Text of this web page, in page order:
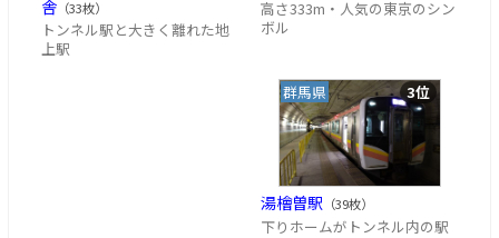
舎 （33枚）
トンネル駅と大きく離れた地
上駅
高さ333m・人気の東京のシン
ボル
群馬県 3位
湯檜曽駅 （39枚）
下りホームがトンネル内の駅